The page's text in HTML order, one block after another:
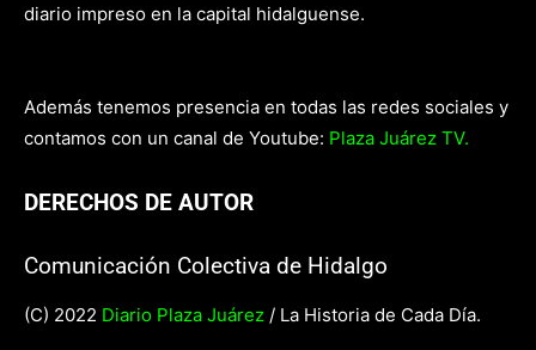
diario impreso en la capital hidalguense.
Además tenemos presencia en todas las redes sociales y
contamos con un canal de Youtube: Plaza Juárez TV.
DERECHOS DE AUTOR
Comunicación Colectiva de Hidalgo
(C) 2022 Diario Plaza Juárez / La Historia de Cada Día.